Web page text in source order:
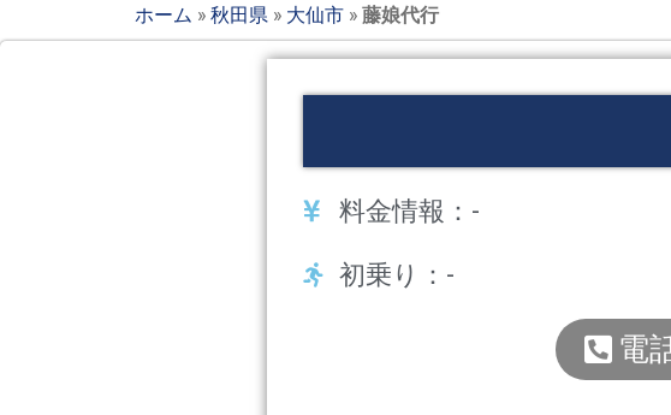
ホーム »秋田県 » 大仙市 »藤娘代行
料金情報：-
初乗り：-
電